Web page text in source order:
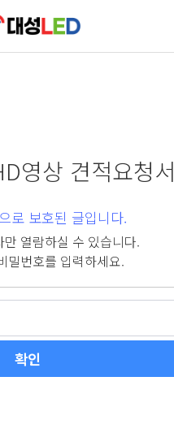
영상 견적요청서
로 보호된 글입니다.
열람하실 수 있습니다.
밀번호를 입력하세요.